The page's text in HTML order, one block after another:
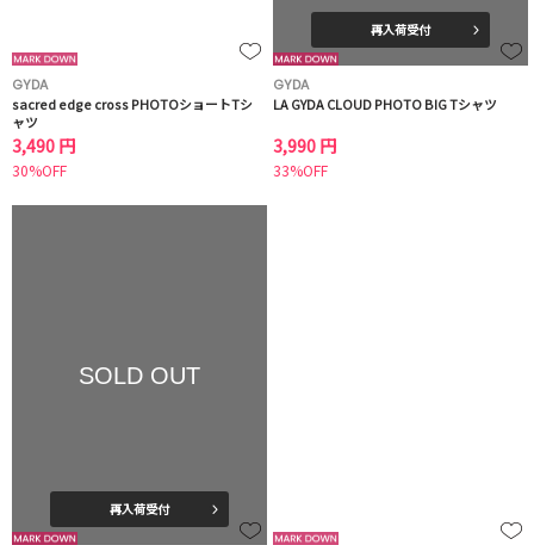
GYDA
sacred edge cross PHOTOショートTシ
ャツ
3,490 円
30%OFF
再入荷受付
GYDA
LA GYDA CLOUD PHOTO BIG Tシャツ
3,990 円
33%OFF
SOLD OUT
再入荷受付